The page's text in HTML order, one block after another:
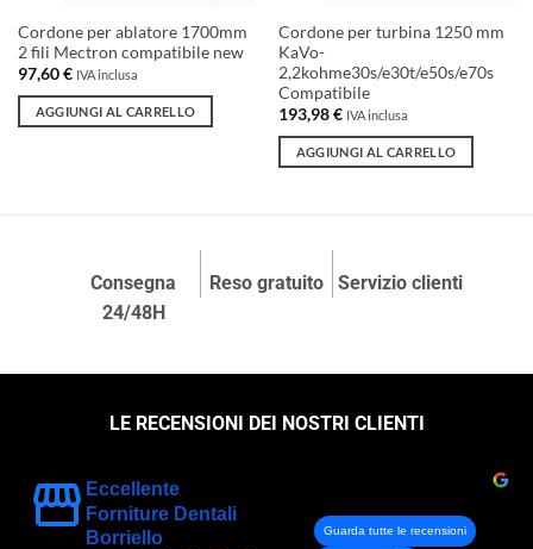
Cordone per ablatore 1700mm
2 fili Mectron compatibile new
97,60€ IVA inclusa
AGGIUNGI AL CARRELLO
Cordone per turbina 1250 mm
KaVo-
2,2kohme30s/e30t/e50s/e70s
Compatibile
193,98€ IVA inclusa
AGGIUNGI AL CARRELLO
Consegna
24/48H
Reso gratuito Servizio clienti
LE RECENSIONI DEI NOSTRI CLIENTI
Eccellente
Forniture Dentali
Borriello
Guarda tutte le recensioni